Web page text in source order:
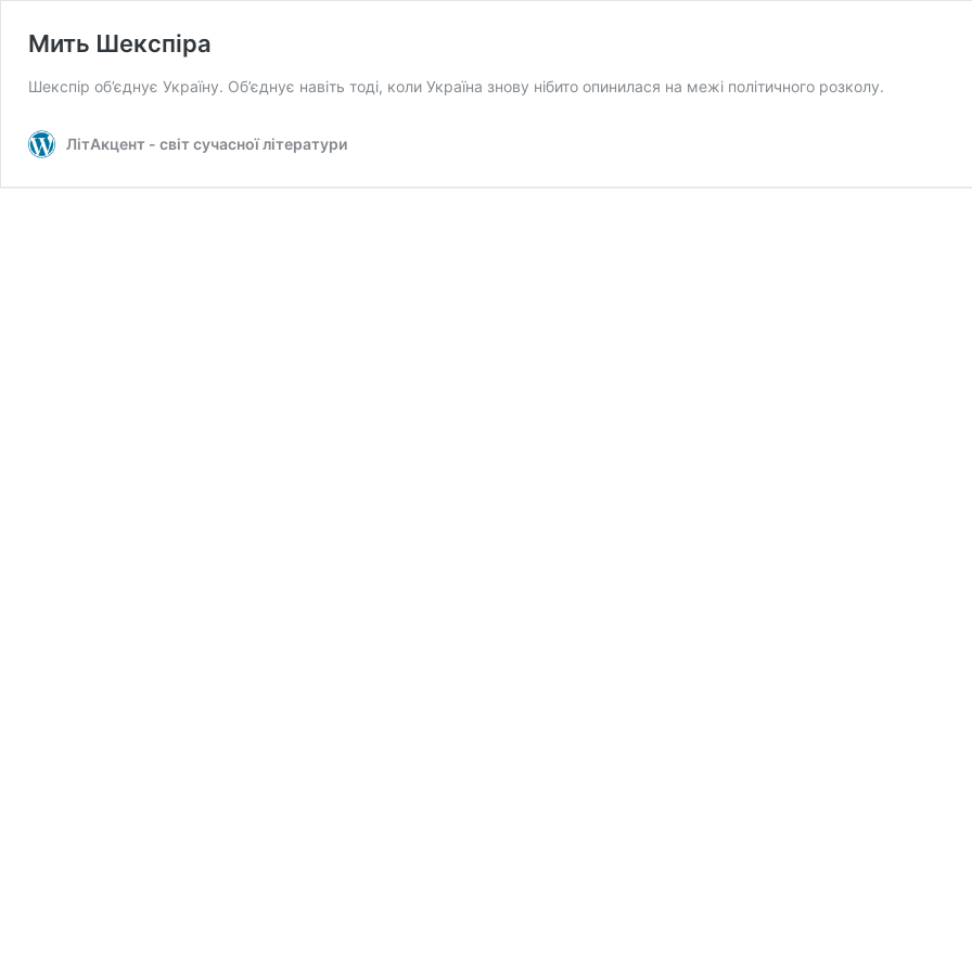
Мить Шекспіра
Шекспір об’єднує Україну. Об’єднує навіть тоді, коли Україна знову нібито опинилася на межі політичного розколу.
ЛітАкцент - світ сучасної літератури